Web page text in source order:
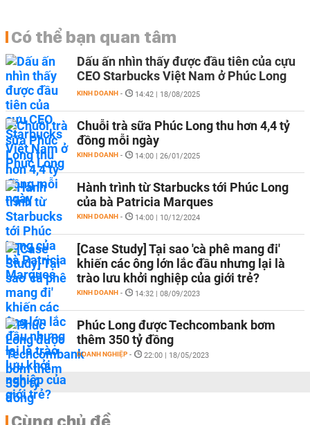
Có thể bạn quan tâm
Dấu ấn nhìn thấy được đầu tiên của cựu
CEO Starbucks Việt Nam ở Phúc Long
KINH DOANH - 14:42 | 18/08/2025
Chuỗi trà sữa Phúc Long thu hơn 4,4 tỷ
đồng mỗi ngày
KINH DOANH - 14:00 | 26/01/2025
Hành trình từ Starbucks tới Phúc Long
của bà Patricia Marques
KINH DOANH - 14:00 | 10/12/2024
[Case Study] Tại sao 'cà phê mang đi'
khiến các ông lớn lắc đầu nhưng lại là
trào lưu khởi nghiệp của giới trẻ?
KINH DOANH - 14:32 | 08/09/2023
Phúc Long được Techcombank bơm
thêm 350 tỷ đồng
DOANH NGHIỆP - 22:00 | 18/05/2023
Cùng chủ đề